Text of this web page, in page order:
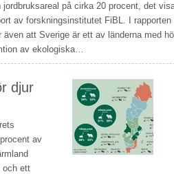
jordbruksareal på cirka 20 procent, det
av forskningsinstitutet FiBL. I rapporten
även att Sverige är ett av länderna med
av ekologiska…
djur
av
och ett